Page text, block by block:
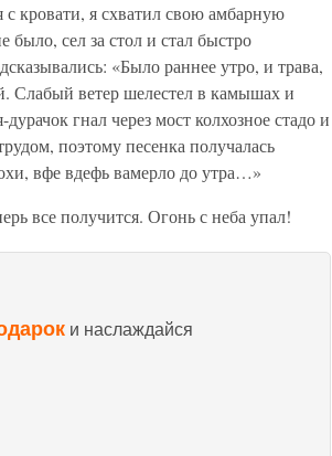
кровати, я схватил свою амбарную
было, сел за стол и стал быстро
«Было раннее утро, и трава,
Слабый ветер шелестел в камышах и
гнал через мост колхозное стадо и
поэтому песенка получалась
вфе вдефь вамерло до утра…»
все получится. Огонь с неба упал!
и наслаждайся